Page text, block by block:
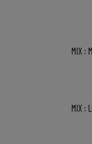
MIX :
MIX :